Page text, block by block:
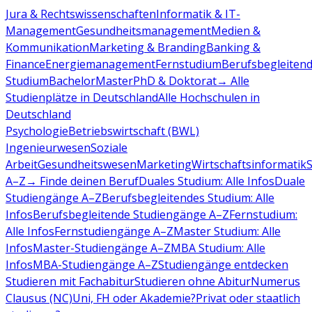
Jura & RechtswissenschaftenInformatik & IT-
ManagementGesundheitsmanagementMedien &
KommunikationMarketing & BrandingBanking &
FinanceEnergiemanagementFernstudiumBerufsbegleitend
StudiumBachelorMasterPhD & Doktorat→ Alle
Studienplätze in DeutschlandAlle Hochschulen in
Deutschland
PsychologieBetriebswirtschaft (BWL)
IngenieurwesenSoziale
ArbeitGesundheitswesenMarketingWirtschaftsinformatik
A–Z→ Finde deinen BerufDuales Studium: Alle InfosDuale
Studiengänge A–ZBerufsbegleitendes Studium: Alle
InfosBerufsbegleitende Studiengänge A–ZFernstudium:
Alle InfosFernstudiengänge A–ZMaster Studium: Alle
InfosMaster-Studiengänge A–ZMBA Studium: Alle
InfosMBA-Studiengänge A–ZStudiengänge entdecken
Studieren mit FachabiturStudieren ohne AbiturNumerus
Clausus (NC)Uni, FH oder Akademie?Privat oder staatlich